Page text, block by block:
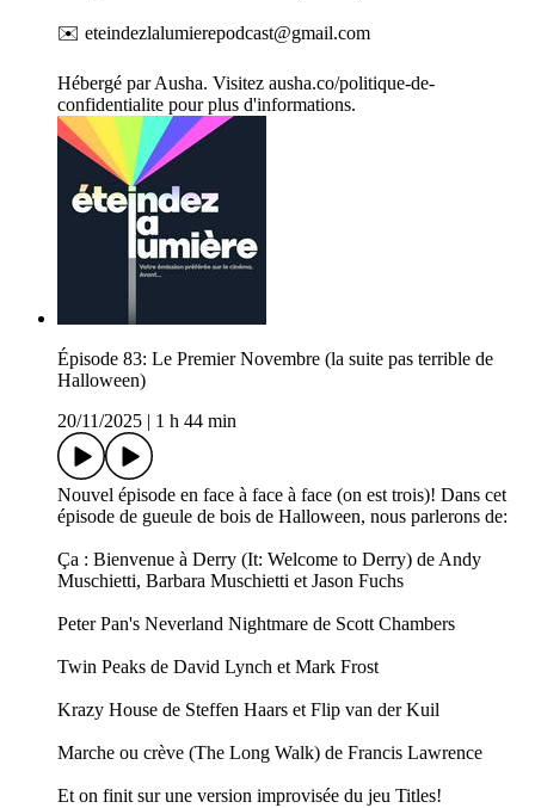
✉️ eteindezlalumierepodcast@gmail.com
Hébergé par Ausha. Visitez ausha.co/politique-de-
confidentialite pour plus d'informations.
Épisode 83: Le Premier Novembre (la suite pas terrible de
Halloween)
20/11/2025
1 h 44 min
Nouvel épisode en face à face à face (on est trois)! Dans cet
épisode de gueule de bois de Halloween, nous parlerons de:
Ça : Bienvenue à Derry (It: Welcome to Derry) de Andy
Muschietti, Barbara Muschietti et Jason Fuchs
Peter Pan's Neverland Nightmare de Scott Chambers
Twin Peaks de David Lynch et Mark Frost
Krazy House de Steffen Haars et Flip van der Kuil
Marche ou crève (The Long Walk) de Francis Lawrence
Et on finit sur une version improvisée du jeu Titles!